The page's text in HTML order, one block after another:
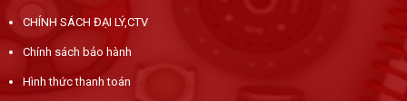
CHÍNH SÁCH ĐẠI LÝ,CTV
Chính sách bảo hành
Hình thức thanh toán